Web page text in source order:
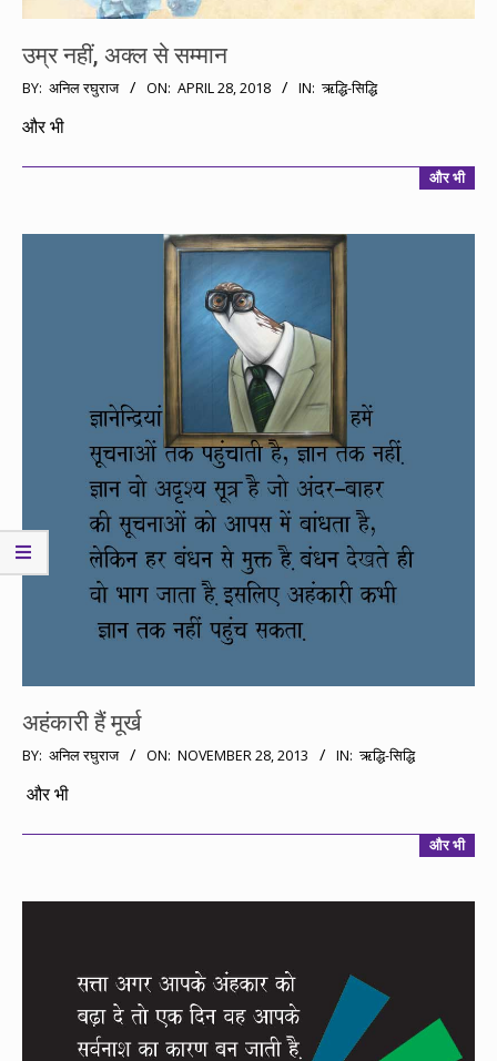
उम्र नहीं, अक्ल से सम्मान
2018-
04-
BY: अनिल रघुराज ON: APRIL 28, 2018 IN: ऋद्धि-सिद्धि
और भी
और भी
अहंकारी हैं मूर्ख
2013-
11-
BY: अनिल रघुराज ON: NOVEMBER 28, 2013 IN: ऋद्धि-सिद्धि
और भी
और भी